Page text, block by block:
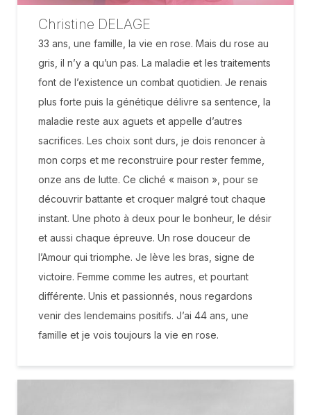
Christine DELAGE
33 ans, une famille, la vie en rose. Mais du rose au
gris, il n’y a qu’un pas. La maladie et les traitements
font de l’existence un combat quotidien. Je renais
plus forte puis la génétique délivre sa sentence, la
maladie reste aux aguets et appelle d’autres
sacrifices. Les choix sont durs, je dois renoncer à
mon corps et me reconstruire pour rester femme,
onze ans de lutte. Ce cliché « maison », pour se
découvrir battante et croquer malgré tout chaque
instant. Une photo à deux pour le bonheur, le désir
et aussi chaque épreuve. Un rose douceur de
l’Amour qui triomphe. Je lève les bras, signe de
victoire. Femme comme les autres, et pourtant
différente. Unis et passionnés, nous regardons
venir des lendemains positifs. J’ai 44 ans, une
famille et je vois toujours la vie en rose.